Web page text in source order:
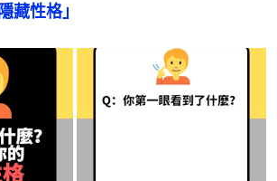
藏性格」